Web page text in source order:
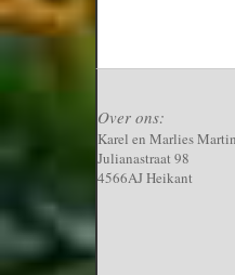
Over ons:
Karel en Marlies
Julianastraat 98
4566AJ Heikant